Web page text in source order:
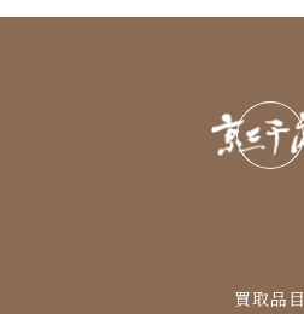
買取品目